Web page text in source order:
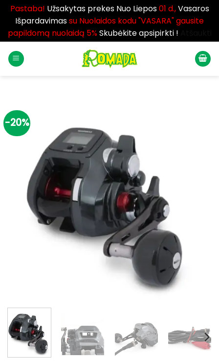
Pastaba! Užsakytas prekes Nuo Liepos01 d.,Vasaros
Išpardavimassu Nuolaidos kodu "VASARA" gausite
papildomą nuolaidą 5%Skubėkite apsipirkti !
-20%